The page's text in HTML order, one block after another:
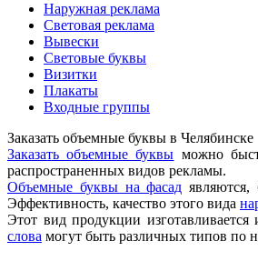
Наружная реклама
Световая реклама
Вывески
Световые буквы
Визитки
Плакаты
Входные группы
Заказать объемные буквы в Челябинске
Заказать объемные буквы можно
распространенных видов рекламы.
Объемные буквы на фасад
Эффективность, качество этого вида
Этот вид продукции
слова могут быть различных типов по